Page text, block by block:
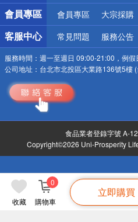
收藏 購物車
0
立即購買
會員專區 會員專區 大宗採購
客服中心 常見問題 服務公告
服務時間： 週一至週日 09:00-21:00，例假
公司地址： 台北市北投區大業路136號5樓
食品業者登錄字號 A-
Copyright©2026 Uni-Prosperity